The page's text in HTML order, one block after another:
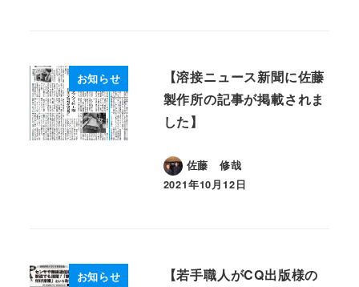
お知らせ
【溶接ニュース新聞に佐藤
製作所の記事が掲載されま
した】
佐藤 修哉
投稿日
2021年10月12日
お知らせ 【若手職人がCQ出版様の